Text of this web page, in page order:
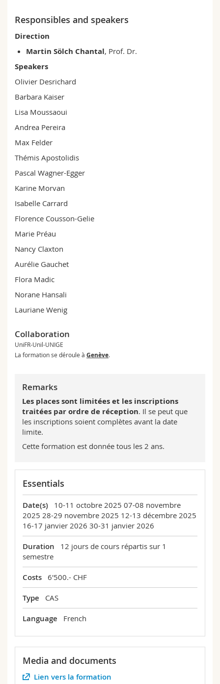
Responsibles and speakers
Direction
Martin Sölch Chantal, Prof. Dr.
Speakers
Olivier Desrichard
Barbara Kaiser
Lisa Moussaoui
Andrea Pereira
Max Felder
Thémis Apostolidis
Pascal Wagner-Egger
Karine Morvan
Isabelle Carrard
Florence Cousson-Gelie
Marie Préau
Nancy Claxton
Aurélie Gauchet
Flora Madic
Norane Hansali
Lauriane Wenig
Collaboration
UniFR-Unil-UNIGE
La formation se déroule à Genève.
Remarks
Les places sont limitées et les inscriptions
traitées par ordre de réception. Il se peut que
les inscriptions soient complètes avant la date
limite.
Cette formation est donnée tous les 2 ans.
Essentials
Date(s) 10-11 octobre 2025 07-08 novembre
2025 28-29 novembre 2025 12-13 décembre 2025
16-17 janvier 2026 30-31 janvier 2026
Duration
12 jours de cours répartis sur 1
semestre
Costs 6'500.- CHF
Type CAS
Language French
Media and documents
Lien vers la formation